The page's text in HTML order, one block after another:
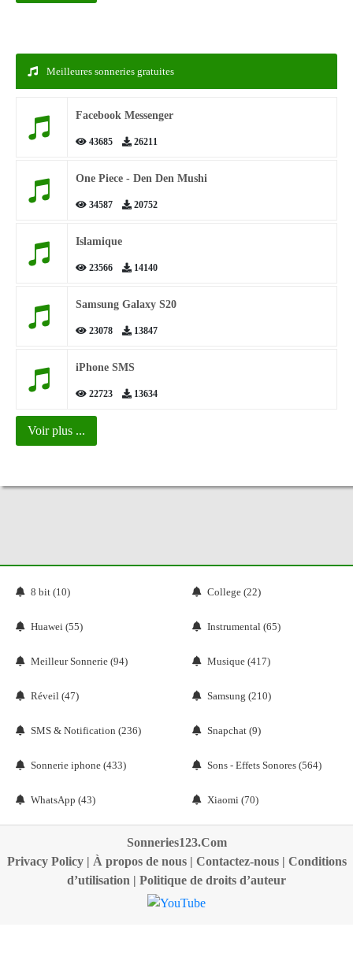
Meilleures sonneries gratuites
Facebook Messenger
43685 26211
One Piece - Den Den Mushi
34587 20752
Islamique
23566 14140
Samsung Galaxy S20
23078 13847
iPhone SMS
22723 13634
Voir plus ...
8 bit (10) College (22)
Huawei (55) Instrumental (65)
Meilleur Sonnerie (94) Musique (417)
Réveil (47) Samsung (210)
SMS & Notification (236) Snapchat (9)
Sonnerie iphone (433) Sons - Effets Sonores (564)
WhatsApp (43) Xiaomi (70)
Sonneries123.Com
Privacy Policy| À propos de nous| Contactez-nous| Conditions
d’utilisation | Politique de droits d’auteur